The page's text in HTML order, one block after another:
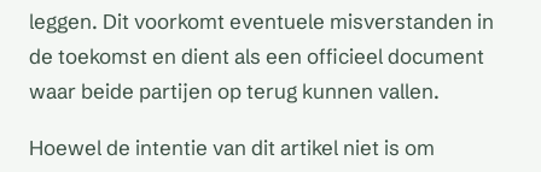
leggen. Dit voorkomt eventuele misverstanden in
de toekomst en dient als een officieel document
waar beide partijen op terug kunnen vallen.
Hoewel de intentie van dit artikel niet is om